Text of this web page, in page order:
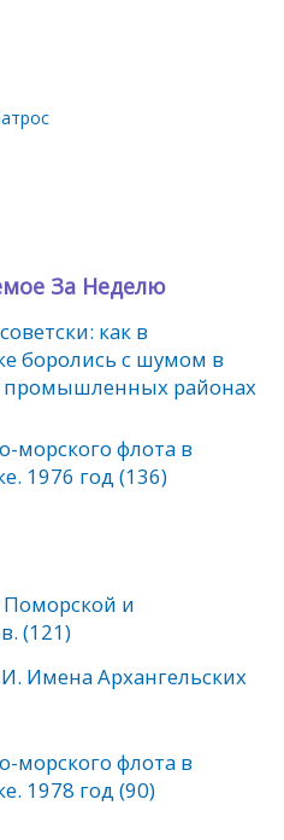
За Неделю
как в
боролись с шумом в
промышленных районах
морского флота в
1976 год (136)
и
(121)
Имена Архангельских
морского флота в
1978 год (90)